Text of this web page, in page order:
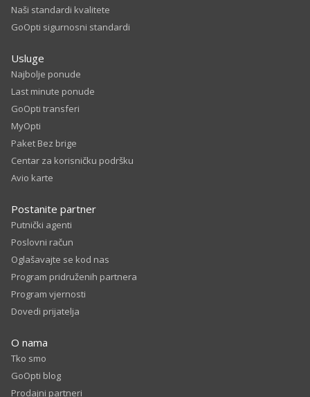
Naši standardi kvalitete
GoOpti sigurnosni standardi
Usluge
Najbolje ponude
Last minute ponude
GoOpti transferi
MyOpti
Paket Bez brige
Centar za korisničku podršku
Avio karte
Postanite partner
Putnički agenti
Poslovni račun
Oglašavajte se kod nas
Program pridruženih partnera
Program vjernosti
Dovedi prijatelja
O nama
Tko smo
GoOpti blog
Prodajni partneri